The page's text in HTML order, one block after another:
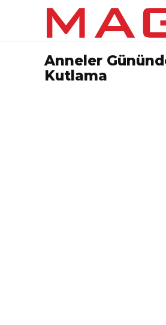
Anneler
Kutlama